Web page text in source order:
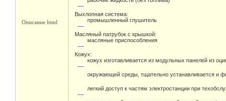
Описание html
рабочие жидкости (без топлива)
Выхлопная система:
промышленный глушитель
Масляный патрубок с крышкой:
масляные приспособления
Кожух:
кожух изготавливается из модульных панелей из
окружающей среды, тщательно устанавливается и
легкий доступ к частям электростанции при